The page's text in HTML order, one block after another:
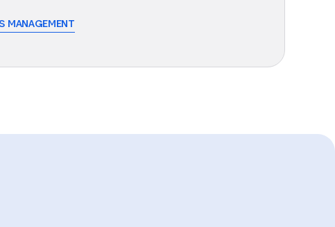
MANAGEMENT